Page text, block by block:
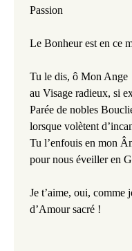
Passion
Le Bonheur est en ce
Tu le dis, ô Mon Ange
au Visage radieux, si
Parée de nobles
lorsque volètent
Tu l’enfouis en mon
pour nous éveiller en
Je t’aime, oui, comme
d’Amour sacré !